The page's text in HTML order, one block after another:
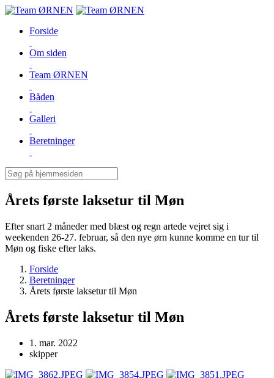
Forside
Om siden
Team ØRNEN
Båden
Galleri
Beretninger
Årets første laksetur til Møn
Efter snart 2 måneder med blæst og regn artede vejret sig i
weekenden 26-27. februar, så den nye ørn kunne komme en tur til
Møn og fiske efter laks.
Forside
Beretninger
Årets første laksetur til Møn
Årets første laksetur til Møn
1. mar. 2022
skipper